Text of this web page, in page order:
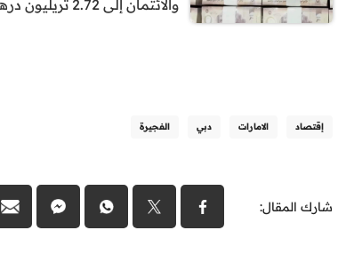
والائتمان إلى 2.72 تريليون درهم بنهاية أبريل
إقتصاد الامارات دبي الفجيرة
شارك المقال: